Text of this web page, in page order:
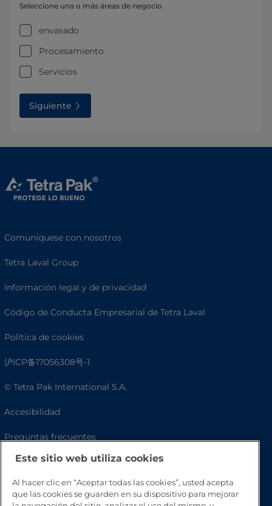
Seleccione una o más áreas de negocio
envasado
Procesamiento
Servicios
Siguiente
Comuníquese con nosotros
Tetra Laval Group
Información legal y de privacidad
Código de Conducta Empresarial de Tetra Laval
Política de cookies
沪ICP备17056308号-1
© Tetra Pak International S.A.
Accesibilidad
Preguntas frecuentes
Este sitio web utiliza cookies
Al hacer clic en “Aceptar todas las cookies”, usted acepta
que las cookies se guarden en su dispositivo para mejorar